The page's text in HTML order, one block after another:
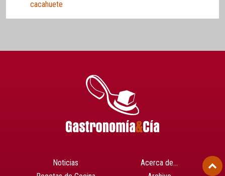
cacahuete
Noticias
Acerca de…